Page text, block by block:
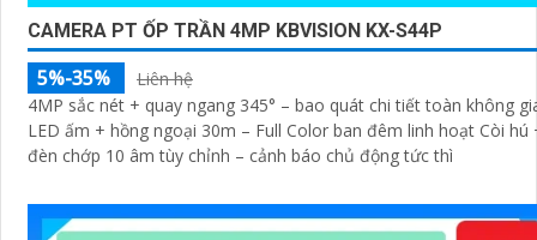
CAMERA PT ỐP TRẦN 4MP KBVISION KX-S44P
5%-35%
Liên hệ
4MP sắc nét + quay ngang 345° – bao quát chi tiết toàn không
LED ấm + hồng ngoại 30m – Full Color ban đêm linh hoạt Còi hú
đèn chớp 10 âm tùy chỉnh – cảnh báo chủ động tức thì